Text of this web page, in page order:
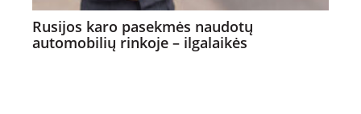
Rusijos karo pasekmės naudotų
automobilių rinkoje – ilgalaikės